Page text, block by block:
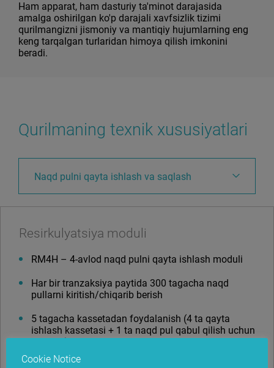
Ham apparat, ham dasturiy ta'minot darajasida
amalga oshirilgan ko'p darajali xavfsizlik tizimi
qurilmangizni jismoniy va mantiqiy hujumlarning eng
keng tarqalgan turlaridan himoya qilish imkonini
beradi.
Qurilmaning texnik xususiyatlari
Naqd pulni qayta ishlash va saqlash
Resirkulyatsiya moduli
RM4H – 4-avlod naqd pulni qayta ishlash moduli
Har bir tranzaksiya paytida 300 tagacha naqd
pullarni kiritish/chiqarib berish
5 tagacha kassetadan foydalanish (4 ta qayta
ishlash kassetasi + 1 ta naqd pul qabul qilish uchun
Cookie Notice